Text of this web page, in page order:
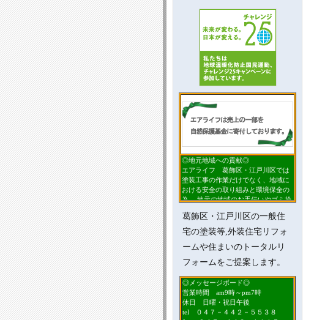
◎地元地域への貢献◎
エアライフ 葛飾区・江戸川区では
塗装工事の作業だけでなく、地域に
おける安全の取り組みと環境保全の
為、 地元の地域のお手伝いやゴミ拾
い・火の用心の活動参加や屋根リフ
ォームの売り上げの一部を自然保護
基金や 被災者支援団体に寄付して地
元地域に根付くよう努力していきま
葛飾区・江戸川区の一般住
宅の塗装等,外装住宅リフォ
ームや住まいのトータルリ
フォームをご提案します。
◎メッセージボード◎
営業時間 am9時～pm7時
休日 日曜・祝日午後
tel ０４７－４４２－５５３８
fax ０４７－４４３－１１１７